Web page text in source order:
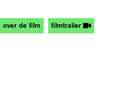
over de film filmtrailer